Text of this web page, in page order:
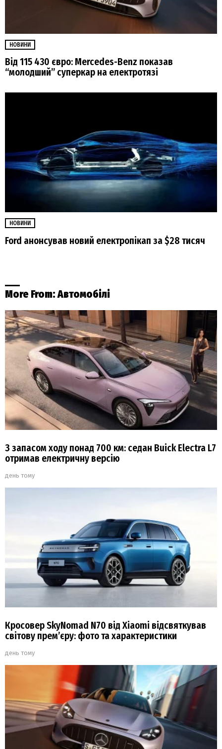
НОВИНИ
Від 115 430 євро: Mercedes-Benz показав
“молодший” суперкар на електротязі
НОВИНИ
Ford анонсував новий електропікап за $28 тисяч
More From:Автомобілі
З запасом ходу понад 700 км: седан Buick Electra L7
отримав електричну версію
день тому
Кросовер SkyNomad N70 від Xiaomi відсвяткував
світову прем’єру: фото та характеристики
день тому